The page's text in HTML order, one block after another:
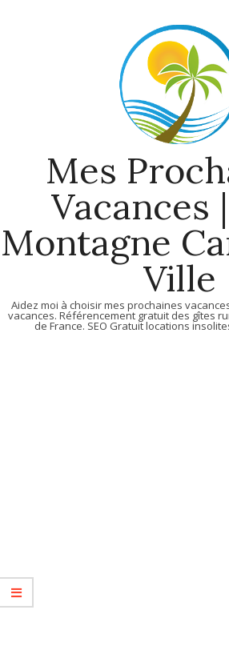
Mes
Vacances
Montagne
Ville
Aidez moi à choisir mes prochaines
vacances. Référencement gratuit des gîtes
de France. SEO Gratuit locations